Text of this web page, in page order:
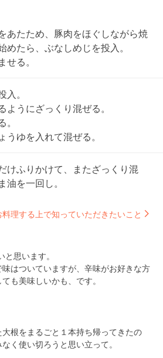
あたため、豚肉をほぐしながら焼
めたら、ぶなしめじを投入。
せる。
入。
ようにざっくり混ぜる。
うゆを入れて混ぜる。
けふりかけて、またざっくり混
油を一回し。
料理する上で知っていただきたいこと
思います。
はついていますが、辛味がお好きな方
も美味しいかも、です。
根をまるごと１本持ち帰ってきたの
く使い切ろうと思い立って。